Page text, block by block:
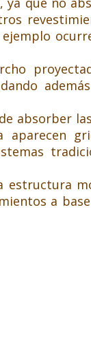
absorber
estructura
a